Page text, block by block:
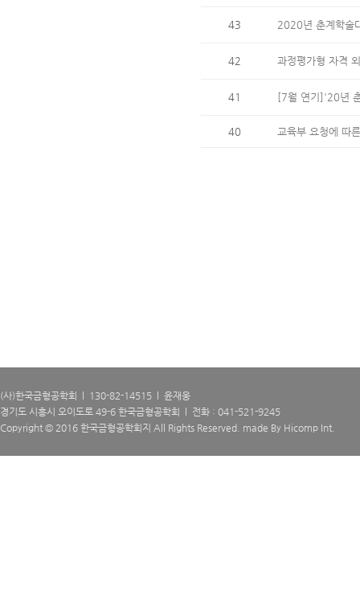
43 2020년 춘계학술
42 과정평가형 자격
41 [7월 연기]'20년
40 교육부 요청에 따
(사)한국금형공학회 l 130-82-14515 l 윤재웅
경기도 시흥시 오이도로 49-6 한국금형공학회 l 전화 : 041-521-9245
Copyright © 2016 한국금형공학회지 All Rights Reserved. made By Hicomp Int.